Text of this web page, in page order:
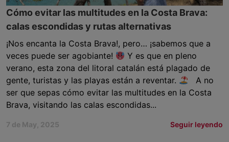
Cómo evitar las multitudes en la Costa Brava:
calas escondidas y rutas alternativas
¡Nos encanta la Costa Brava!, pero… ¡sabemos que a
veces puede ser agobiante!
Y es que en pleno
verano, esta zona del litoral catalán está plagado de
gente, turistas y las playas están a reventar.
A no
ser que sepas cómo evitar las multitudes en la Costa
Brava, visitando las calas escondidas...
7 de May, 2025 Seguir leyendo